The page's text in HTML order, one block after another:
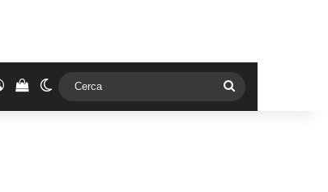
AccediVedi il carrello
Cambia aspetto